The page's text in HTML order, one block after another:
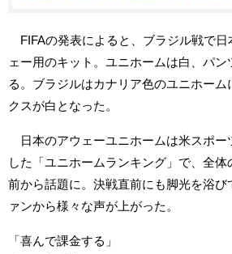
FIFAの発表によると、ブラジル戦で日
ェー用のキット。ユニホームは白、パ
る。ブラジルはカナリア色のユニホーム
クスが白となった。
日本のアウェーユニホームは米スポー
した「ユニホームランキング」で、全
前から話題に。決戦直前にも脚光を浴び
ァンから様々な声が上がった。
「喜んで課金する」